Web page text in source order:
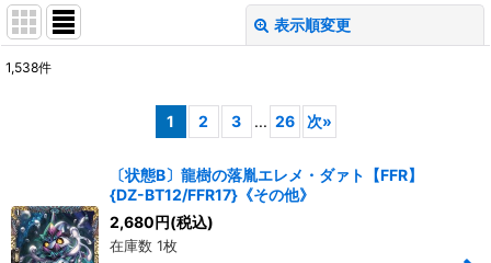
表示順変更
絞り込む
1,538件
1 2 3 ... 26 次»
〔状態B〕龍樹の落胤エレメ・ダァト【FFR】
{DZ-BT12/FFR17}《その他》
2,680円(税込)
在庫数 1枚